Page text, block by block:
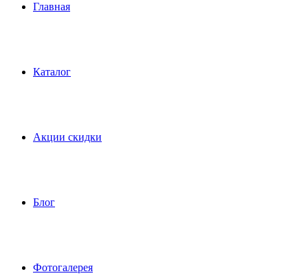
Главная
Каталог
Акции скидки
Блог
Фотогалерея